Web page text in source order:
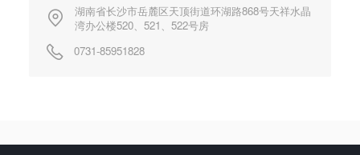
湖南省长沙市岳麓区天顶街道环湖路868号天祥水晶
湾办公楼520、521、522号房
0731-85951828